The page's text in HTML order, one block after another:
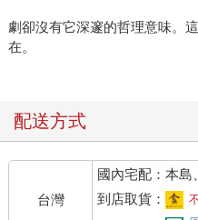
劇卻沒有它深邃的哲理意味。
在。
配送方式
台灣
國內宅配：本島
到店取貨：